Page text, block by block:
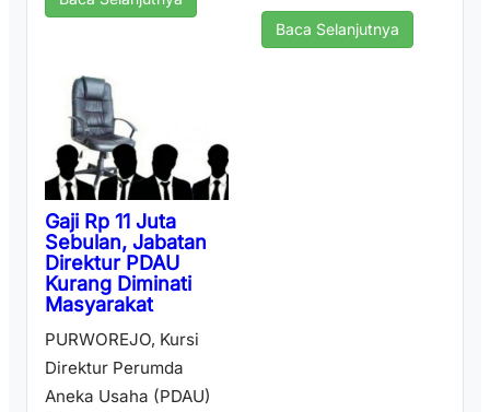
Baca Selanjutnya
Gaji Rp 11 Juta
Sebulan, Jabatan
Direktur PDAU
Kurang Diminati
Masyarakat
PURWOREJO, Kursi
Direktur Perumda
Aneka Usaha (PDAU)